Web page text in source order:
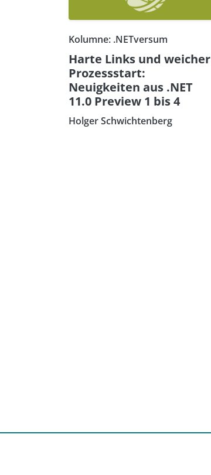
Kolumne: .NETversum
Harte Links und weicher
Prozessstart:
Neuigkeiten aus .NET
11.0 Preview 1 bis 4
Holger Schwichtenberg